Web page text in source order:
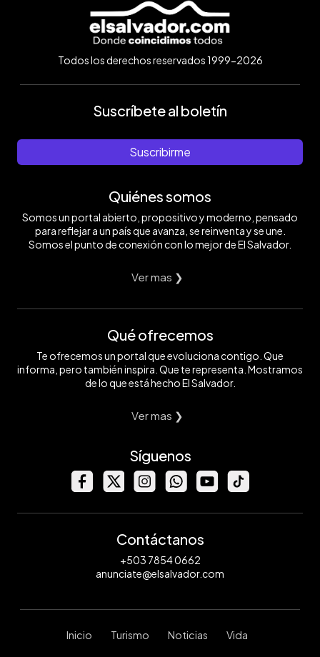
Todos los derechos reservados 1999-2026
Suscríbete al boletín
Suscribirme
Quiénes somos
Somos un portal abierto, propositivo y moderno, pensado
para reflejar a un país que avanza, se reinventa y se une.
Somos el punto de conexión con lo mejor de El Salvador.
Ver mas ❯
Qué ofrecemos
Te ofrecemos un portal que evoluciona contigo. Que
informa, pero también inspira. Que te representa. Mostramos
de lo que está hecho El Salvador.
Ver mas ❯
Síguenos
Contáctanos
+503 7854 0662
anunciate@elsalvador.com
Inicio Turismo Noticias Vida